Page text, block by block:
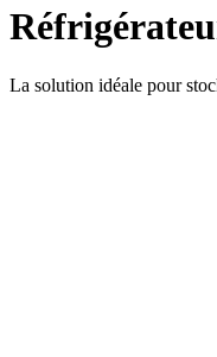
La solution idéale pour